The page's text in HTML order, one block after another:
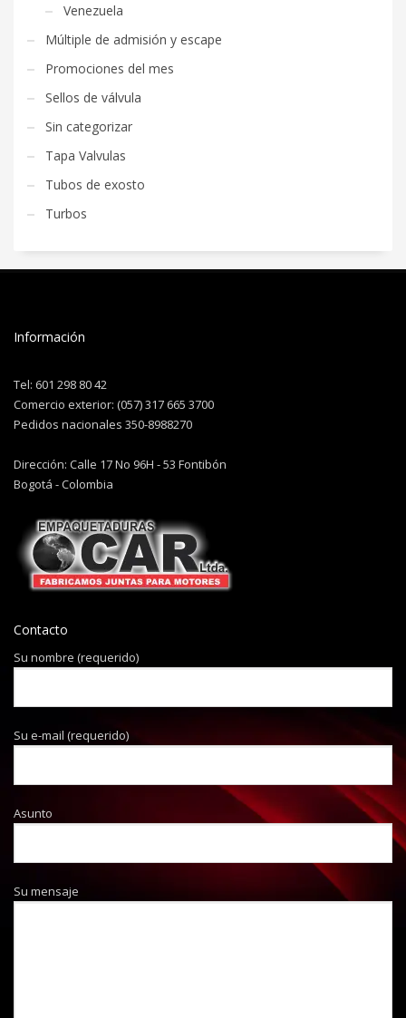
Venezuela
Múltiple de admisión y escape
Promociones del mes
Sellos de válvula
Sin categorizar
Tapa Valvulas
Tubos de exosto
Turbos
Información
Tel: 601 298 80 42
Comercio exterior: (057) 317 665 3700
Pedidos nacionales 350-8988270
Dirección: Calle 17 No 96H - 53 Fontibón
Bogotá - Colombia
Contacto
Su nombre (requerido)
Su e-mail (requerido)
Asunto
Su mensaje